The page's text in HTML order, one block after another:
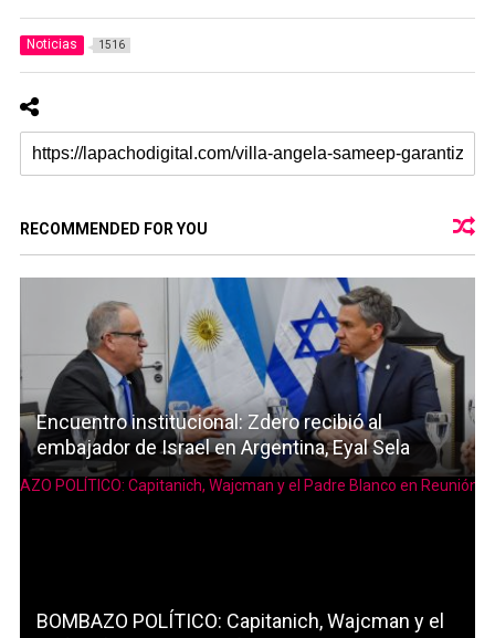
Noticias 1516
RECOMMENDED FOR YOU
Encuentro institucional: Zdero recibió al
embajador de Israel en Argentina, Eyal Sela
BOMBAZO POLÍTICO: Capitanich, Wajcman y el